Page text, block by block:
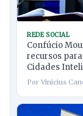
REDE SOCIAL
Confúcio
recursos
Cidades
Por Vinicius